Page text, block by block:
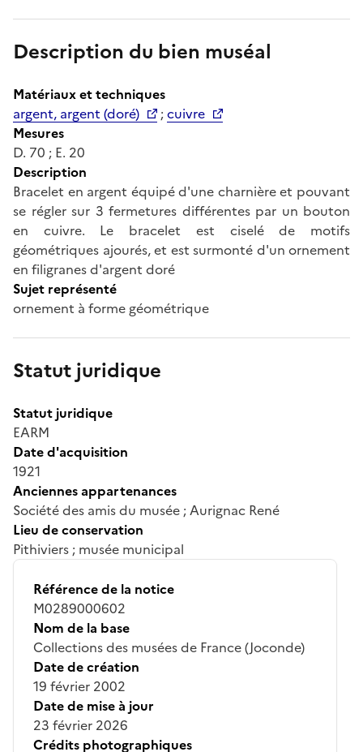
Description du bien muséal
Matériaux et techniques
argent, argent (doré)
;cuivre
Mesures
D. 70 ; E. 20
Description
Bracelet en argent équipé d'une charnière et pouvant
se régler sur 3 fermetures différentes par un bouton
en cuivre. Le bracelet est ciselé de motifs
géométriques ajourés, et est surmonté d'un ornement
en filigranes d'argent doré
Sujet représenté
ornement à forme géométrique
Statut juridique
Statut juridique
EARM
Date d'acquisition
1921
Anciennes appartenances
Société des amis du musée ; Aurignac René
Lieu de conservation
Pithiviers ; musée municipal
Référence de la notice
M0289000602
Nom de la base
Collections des musées de France (Joconde)
Date de création
19 février 2002
Date de mise à jour
23 février 2026
Crédits photographiques